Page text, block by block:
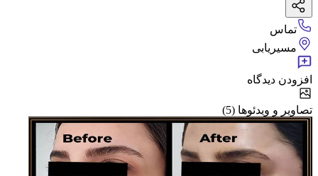
تماس
مسیریابی
افزودن دیدگاه
تصاویر و ویدئوها (5)